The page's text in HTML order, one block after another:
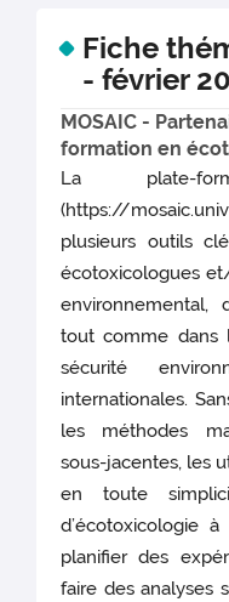
Fiche
- février
MOSAIC -
formation en
La plate-
(https://
plusieurs outils
écotoxicologues
environnemental,
tout comme dans
sécurité
internationales.
les méthodes
sous-jacentes, les
en toute
d’écotoxicologie
planifier des
faire des analyses